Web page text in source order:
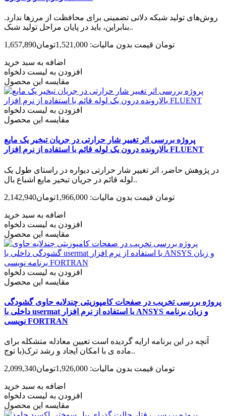
روش‌­های تولید شبکه دلانی تضمینی برای محافظت از مرزها ندارد.
بنابراین، باید در پایان مراحل تولید شبک..
1,657,890تومان قیمت بدون مالیات: 1,521,000تومان
اضافه به سبد خرید
افزودن به لیست دلخواه
مقایسه این محصول
افزودن به لیست دلخواه
مقایسه این محصول
پروژه بررسی اثر تغییر شار حرارتی در جریان تبخیر یک مایع
بالارونده درون یک لوله قائم با استفاده از نرم افزار FLUENT
در پژوهش حاضر، اثر تغییر شار حرارتی دیواره در راستای طول یک
لوله ­قائم در جریان تبخیر مایع اشباع بال..
2,142,940تومان قیمت بدون مالیات: 1,966,000تومان
اضافه به سبد خرید
افزودن به لیست دلخواه
مقایسه این محصول
افزودن به لیست دلخواه
مقایسه این محصول
پروژه بررسی تخریب در صفحات کامپوزیتی چندلایه حاوی گشودگی
داخلی با usermat با استفاده از نرم افزار ANSYS و زبان برنامه
نویسی FORTRAN
آنچه در این برنامه ارایه گردیده است تعیین معادله متشکله برای
ماده­ ی با امکان ایجاد و رشد ترک(با توج..
2,099,340تومان قیمت بدون مالیات: 1,926,000تومان
اضافه به سبد خرید
افزودن به لیست دلخواه
مقایسه این محصول